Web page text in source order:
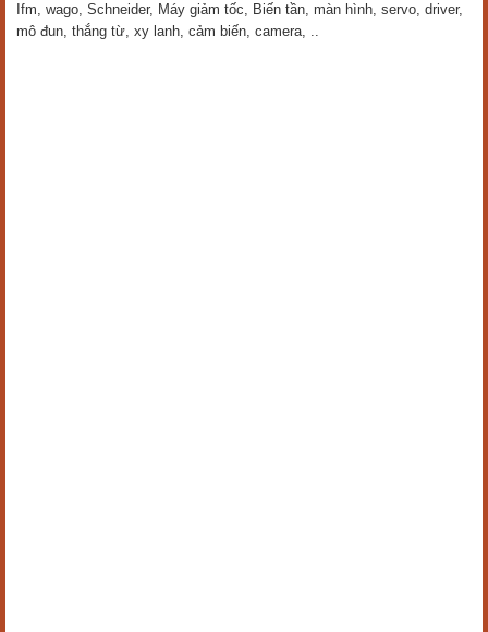
Ifm, wago, Schneider, Máy giảm tốc, Biến tần, màn hình, servo, driver,
mô đun, thắng từ, xy lanh, cảm biến, camera, ..